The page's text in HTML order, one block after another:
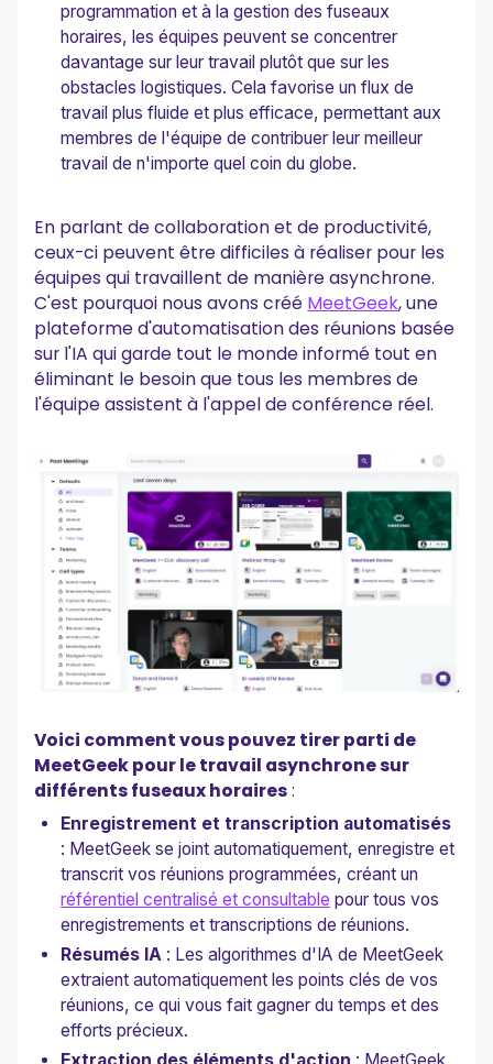
programmation et à la gestion des fuseaux
horaires, les équipes peuvent se concentrer
davantage sur leur travail plutôt que sur les
obstacles logistiques. Cela favorise un flux de
travail plus fluide et plus efficace, permettant aux
membres de l'équipe de contribuer leur meilleur
travail de n'importe quel coin du globe.
En parlant de collaboration et de productivité,
ceux-ci peuvent être difficiles à réaliser pour les
équipes qui travaillent de manière asynchrone.
C'est pourquoi nous avons créé MeetGeek, une
plateforme d'automatisation des réunions basée
sur l'IA qui garde tout le monde informé tout en
éliminant le besoin que tous les membres de
l'équipe assistent à l'appel de conférence réel.
Voici comment vous pouvez tirer parti de
MeetGeek pour le travail asynchrone sur
différents fuseaux horaires:
Enregistrement et transcription automatisés
: MeetGeek se joint automatiquement, enregistre et
transcrit vos réunions programmées, créant un
référentiel centralisé et consultable pour tous vos
enregistrements et transcriptions de réunions.
Résumés IA : Les algorithmes d'IA de MeetGeek
extraient automatiquement les points clés de vos
réunions, ce qui vous fait gagner du temps et des
efforts précieux.